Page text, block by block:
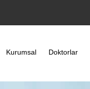
Kurumsal Doktorlar